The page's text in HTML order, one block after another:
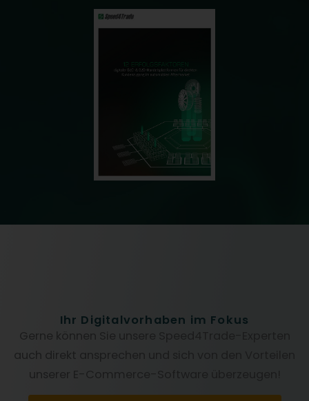
Ihr Digitalvorhaben im Fokus
Gerne können Sie unsere Speed4Trade-Experten
auch direkt ansprechen und sich von den Vorteilen
unserer E-Commerce-Software überzeugen!